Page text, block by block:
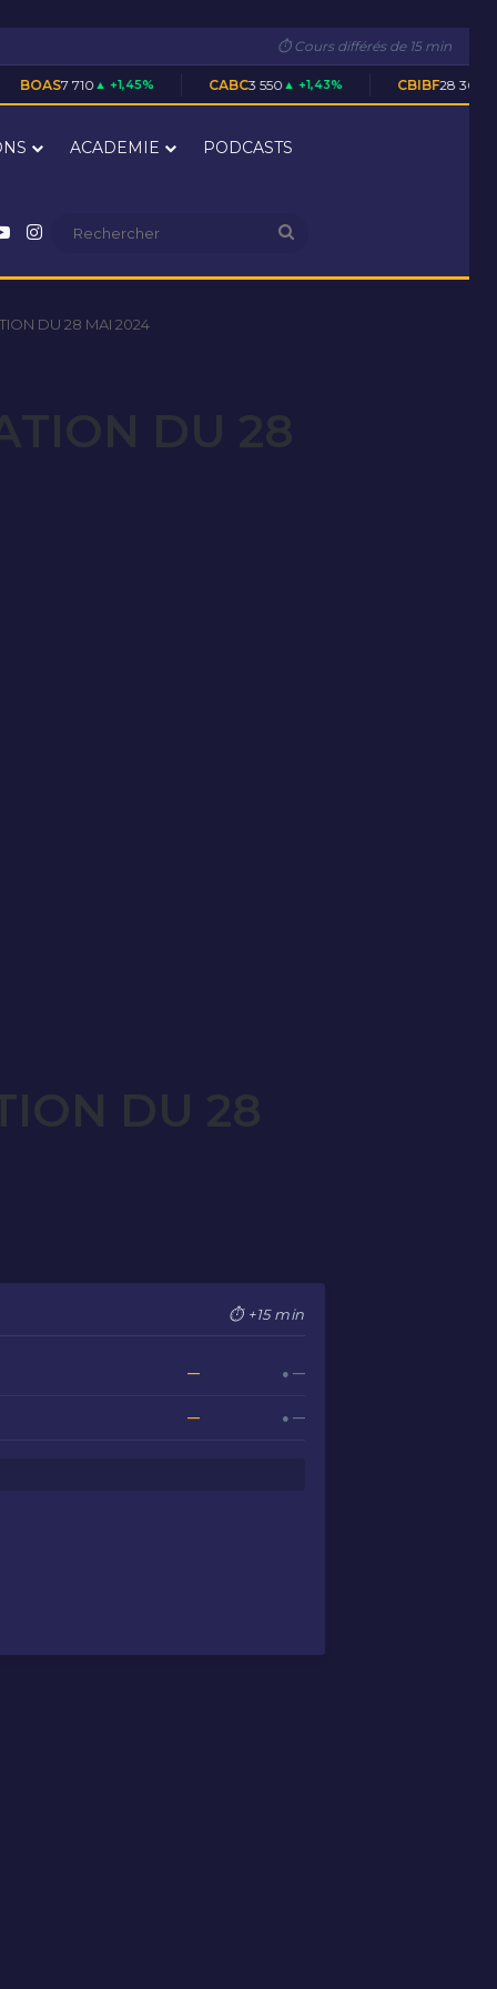
⏱ Cours différés de 15 min
CABC3 550 ▲ +1,43% CBIBF28 305 ▲ +0,02%
ACADEMIE PODCASTS
YouTube
Instagram
DU 28 MAI 2024
DU 28
⏱ +15 min
— ● —
— ● —